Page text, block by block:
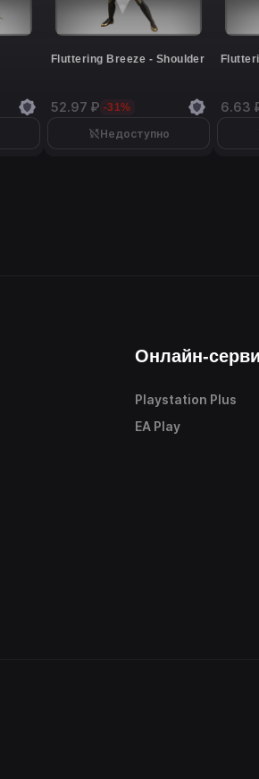
Fluttering Breeze - Shoulder
52.97 ₽ -31%
Недоступно
6.63
Онлайн-
Playstation Plus
EA Play